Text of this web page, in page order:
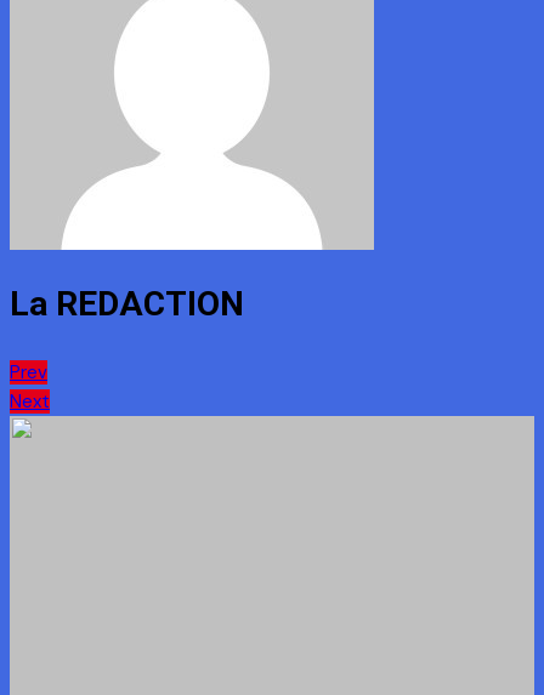
La REDACTION
Navigation
de
Prev
Next